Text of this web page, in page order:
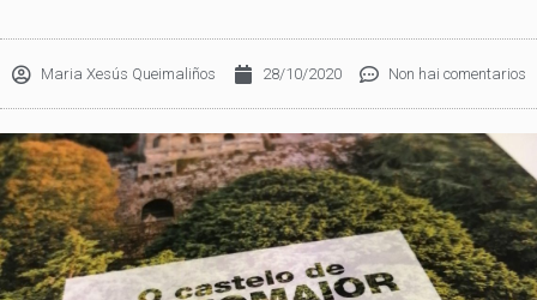
Maria Xesús Queimaliños 28/10/2020 Non hai comentarios